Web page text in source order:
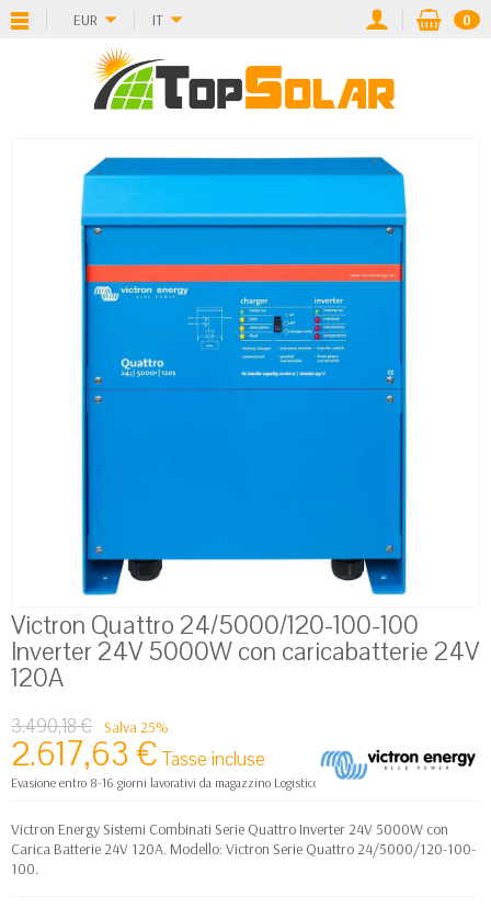
EUR IT 0
Victron Quattro 24/5000/120-100-100
Inverter 24V 5000W con caricabatterie 24V
120A
3.490,18 € Salva 25%
2.617,63 € Tasse incluse
Evasione entro 8-16 giorni lavorativi da magazzino Logistico Europa
Victron Energy Sistemi Combinati Serie Quattro Inverter 24V 5000W con
Carica Batterie 24V 120A. Modello: Victron Serie Quattro 24/5000/120-100-
100.